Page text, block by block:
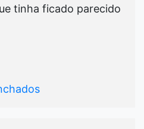
tinha ficado parecido